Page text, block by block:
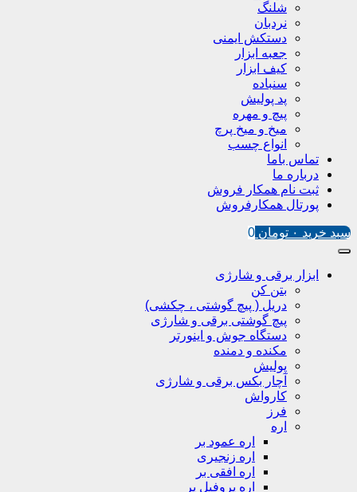
شلنگ
نردبان
دستکش ایمنی
جعبه ابزار
کیف ابزار
سنباده
پد پولیش
پیچ و مهره
میخ و میخ پرچ
انواع چسب
تماس باما
درباره ما
ثبت نام همکار فروش
پورتال همکارفروش
سبد خرید ۰ تومان 0
ابزار برقی و شارژی
بتن کن
دریل ( پیچ گوشتی ، چکشی)
پیچ گوشتی برقی و شارژی
دستگاه جوش و اینورتر
مکنده و دمنده
پولیش
آچار بکس برقی و شارژی
کارواش
فرز
اره
اره عمود بر
اره زنجیری
اره افقی بر
اره پروفیل پر